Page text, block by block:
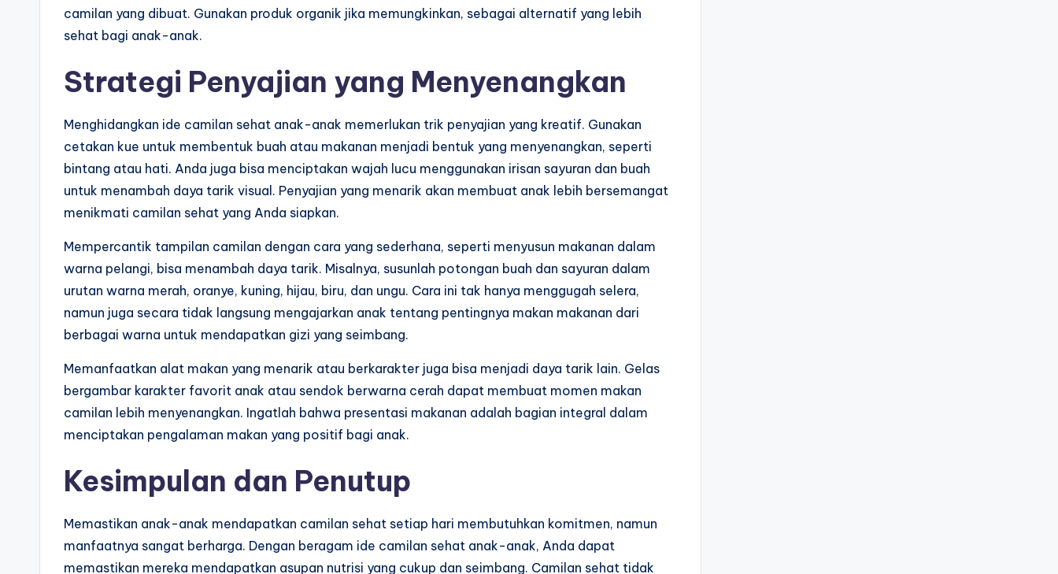
camilan yang dibuat. Gunakan produk organik jika memungkinkan, sebagai alternatif yang lebih
sehat bagi anak-anak.
Strategi Penyajian yang Menyenangkan
Menghidangkan ide camilan sehat anak-anak memerlukan trik penyajian yang kreatif. Gunakan
cetakan kue untuk membentuk buah atau makanan menjadi bentuk yang menyenangkan, seperti
bintang atau hati. Anda juga bisa menciptakan wajah lucu menggunakan irisan sayuran dan buah
untuk menambah daya tarik visual. Penyajian yang menarik akan membuat anak lebih bersemangat
menikmati camilan sehat yang Anda siapkan.
Mempercantik tampilan camilan dengan cara yang sederhana, seperti menyusun makanan dalam
warna pelangi, bisa menambah daya tarik. Misalnya, susunlah potongan buah dan sayuran dalam
urutan warna merah, oranye, kuning, hijau, biru, dan ungu. Cara ini tak hanya menggugah selera,
namun juga secara tidak langsung mengajarkan anak tentang pentingnya makan makanan dari
berbagai warna untuk mendapatkan gizi yang seimbang.
Memanfaatkan alat makan yang menarik atau berkarakter juga bisa menjadi daya tarik lain. Gelas
bergambar karakter favorit anak atau sendok berwarna cerah dapat membuat momen makan
camilan lebih menyenangkan. Ingatlah bahwa presentasi makanan adalah bagian integral dalam
menciptakan pengalaman makan yang positif bagi anak.
Kesimpulan dan Penutup
Memastikan anak-anak mendapatkan camilan sehat setiap hari membutuhkan komitmen, namun
manfaatnya sangat berharga. Dengan beragam ide camilan sehat anak-anak, Anda dapat
memastikan mereka mendapatkan asupan nutrisi yang cukup dan seimbang. Camilan sehat tidak